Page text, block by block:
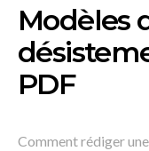
Modèles
PDF
Comment rédiger